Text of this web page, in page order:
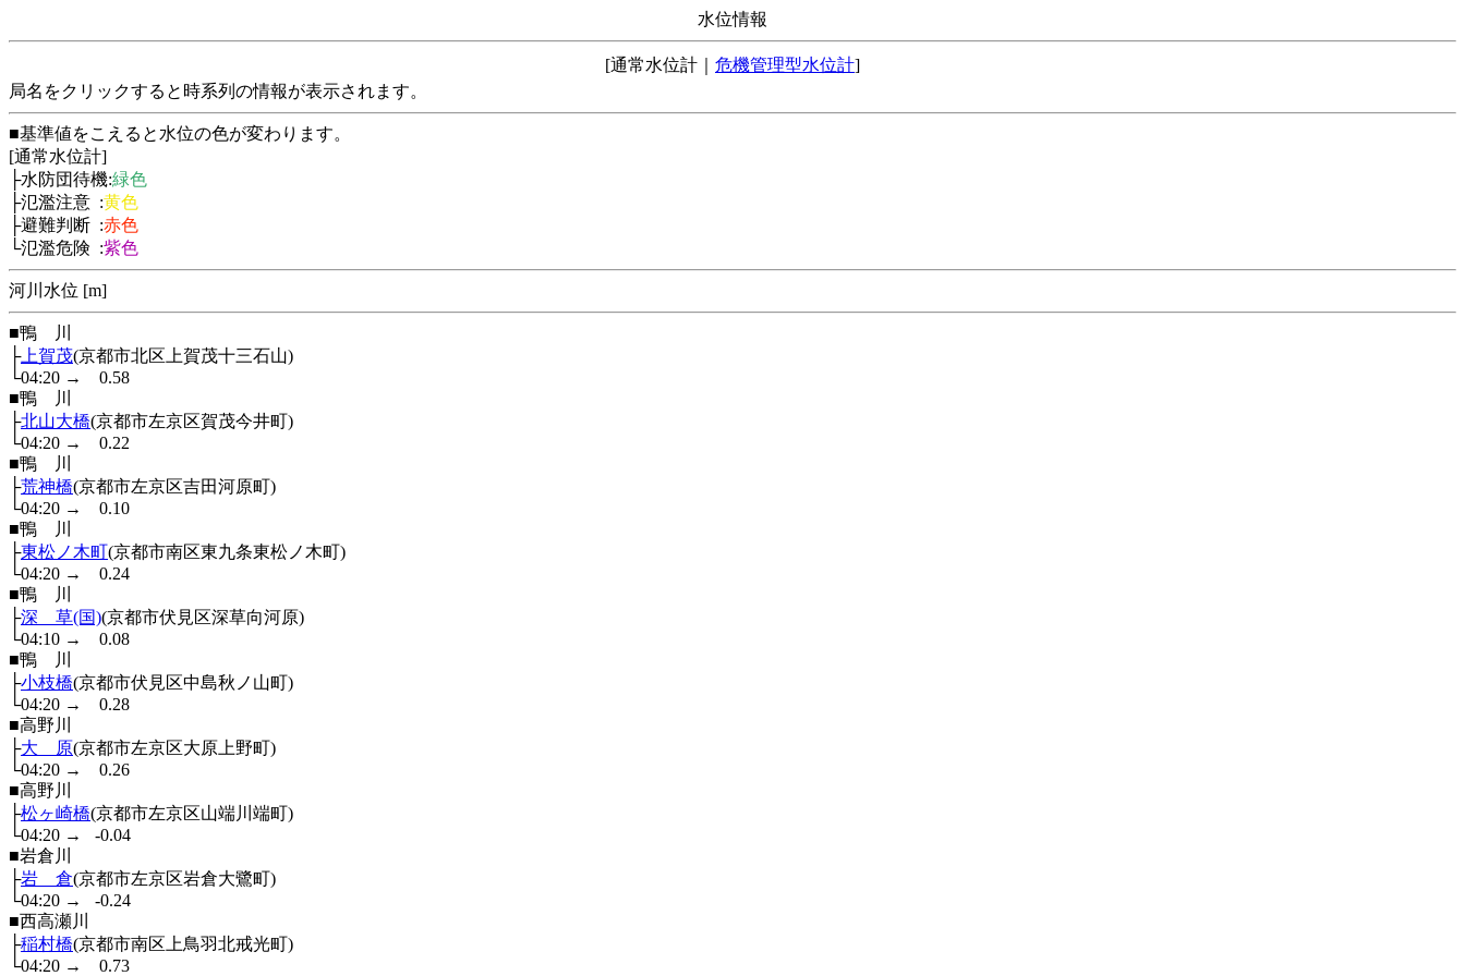
水位情報
[通常水位計｜ 危機管理型水位計]
局名をクリックすると時系列の情報が表示されます。
■基準値をこえると水位の色が変わります。
[通常水位計]
├水防団待機:緑色
├氾濫注意 :黄色
├避難判断 :赤色
└氾濫危険 :紫色
河川水位 [m]
■鴨 川
├上賀茂(京都市北区上賀茂十三石山)
└04:20 →
0.58
■鴨 川
├北山大橋(京都市左京区賀茂今井町)
└04:20 →
0.22
■鴨 川
├荒神橋(京都市左京区吉田河原町)
└04:20 →
0.10
■鴨 川
├東松ノ木町(京都市南区東九条東松ノ木町)
└04:20 →
0.24
■鴨 川
├深 草(国)(京都市伏見区深草向河原)
└04:10 →
0.08
■鴨 川
├小枝橋(京都市伏見区中島秋ノ山町)
└04:20 →
0.28
■高野川
├大 原(京都市左京区大原上野町)
└04:20 →
0.26
■高野川
├松ヶ崎橋(京都市左京区山端川端町)
└04:20 →
-0.04
■岩倉川
├岩 倉(京都市左京区岩倉大鷺町)
└04:20 →
-0.24
■西高瀬川
├稲村橋(京都市南区上鳥羽北戒光町)
└04:20 → 0.73